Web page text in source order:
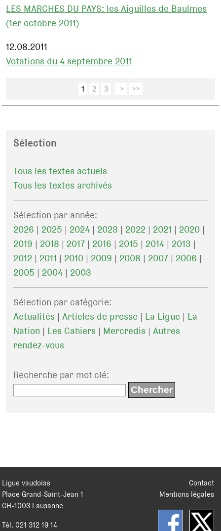
LES MARCHES DU PAYS: les Aiguilles de Baulmes
(1er octobre 2011)
12.08.2011
Votations du 4 septembre 2011
1 2 3 > >>
Sélection
Tous les textes actuels
Tous les textes archivés
Sélection par année:
2026 | 2025 | 2024 | 2023 | 2022 | 2021 | 2020 |
2019 | 2018 | 2017 | 2016 | 2015 | 2014 | 2013 |
2012 | 2011 | 2010 | 2009 | 2008 | 2007 | 2006 |
2005 | 2004 | 2003
Sélection par catégorie:
Actualités |Articles de presse | La Ligue | La
Nation | Les Cahiers | Mercredis |Autres
rendez-vous
Recherche par mot clé:
Contact
Mentions légales
Ligue vaudoise
Place Grand-Saint-Jean 1
CH-1003 Lausanne
Tél. 021 312 19 14